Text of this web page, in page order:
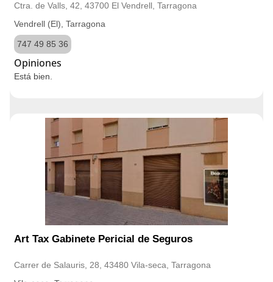
Ctra. de Valls, 42, 43700 El Vendrell, Tarragona
Vendrell (El), Tarragona
747 49 85 36
Opiniones
Está bien.
Art Tax Gabinete Pericial de Seguros
Carrer de Salauris, 28, 43480 Vila-seca, Tarragona